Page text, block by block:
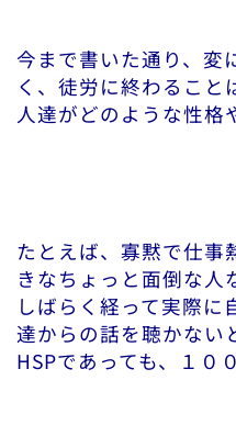
今まで書いた通り、変
く、徒労に終わること
人達がどのような性格
たとえば、寡黙で仕事
きなちょっと面倒な人
しばらく経って実際に
達からの話を聴かない
HSPであっても、１０